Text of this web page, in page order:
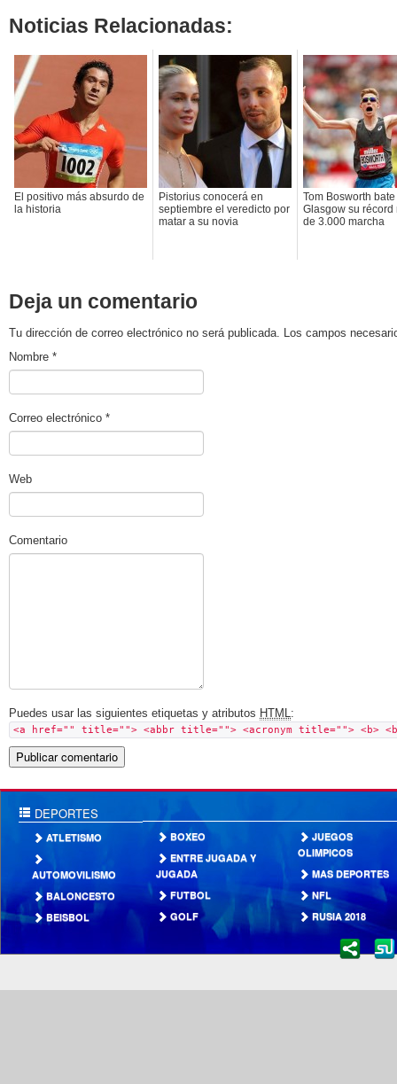
Noticias Relacionadas:
El positivo más absurdo de
la historia
Pistorius conocerá en
septiembre el veredicto por
matar a su novia
Tom Bosworth
Glasgow su récord
de 3.000 marcha
Deja un comentario
Tu dirección de correo electrónico no será publicada. Los campos
Nombre *
Correo electrónico *
Web
Comentario
Puedes usar las siguientes etiquetas y atributos HTML:
<a href="" title=""> <abbr title=""> <acronym title=""> <b>
DEPORTES
ATLETISMO
AUTOMOVILISMO
BALONCESTO
BEISBOL
BOXEO
ENTRE JUGADA Y
JUGADA
FUTBOL
GOLF
JUEGOS
OLIMPICOS
MAS DEPORTES
NFL
RUSIA 2018